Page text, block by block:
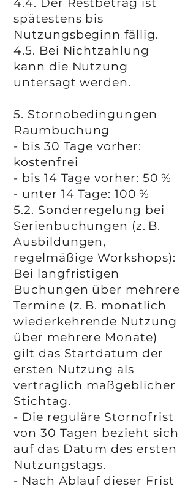
spätestens bis
Nutzungsbeginn fällig.
4.5. Bei Nichtzahlung
kann die Nutzung
untersagt werden.
5. Stornobedingungen
Raumbuchung
- bis 30 Tage vorher:
kostenfrei
- bis 14 Tage vorher: 50 %
- unter 14 Tage: 100 %
5.2. Sonderregelung bei
Serienbuchungen (z. B.
Ausbildungen,
regelmäßige Workshops):
Bei langfristigen
Buchungen über mehrere
Termine (z. B. monatlich
wiederkehrende Nutzung
über mehrere Monate)
gilt das Startdatum der
ersten Nutzung als
vertraglich maßgeblicher
Stichtag.
- Die reguläre Stornofrist
von 30 Tagen bezieht sich
auf das Datum des ersten
Nutzungstags.
- Nach Ablauf dieser Frist